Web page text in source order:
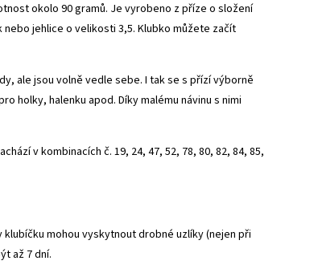
okolo 90 gramů. Je vyrobeno z příze o složení
jehlice o velikosti 3,5. Klubko můžete začít
ale jsou volně vedle sebe. I tak se s přízí výborně
holky, halenku apod. Díky malému návinu s nimi
v kombinacích č. 19, 24, 47, 52, 78, 80, 82, 84, 85,
mohou vyskytnout drobné uzlíky (nejen při
až 7 dní.